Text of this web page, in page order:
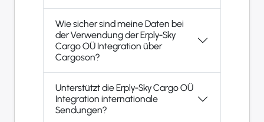
Wie sicher sind meine Daten bei
der Verwendung der Erply-Sky
Cargo OÜ Integration über
Cargoson?
Unterstützt die Erply-Sky Cargo OÜ
Integration internationale
Sendungen?